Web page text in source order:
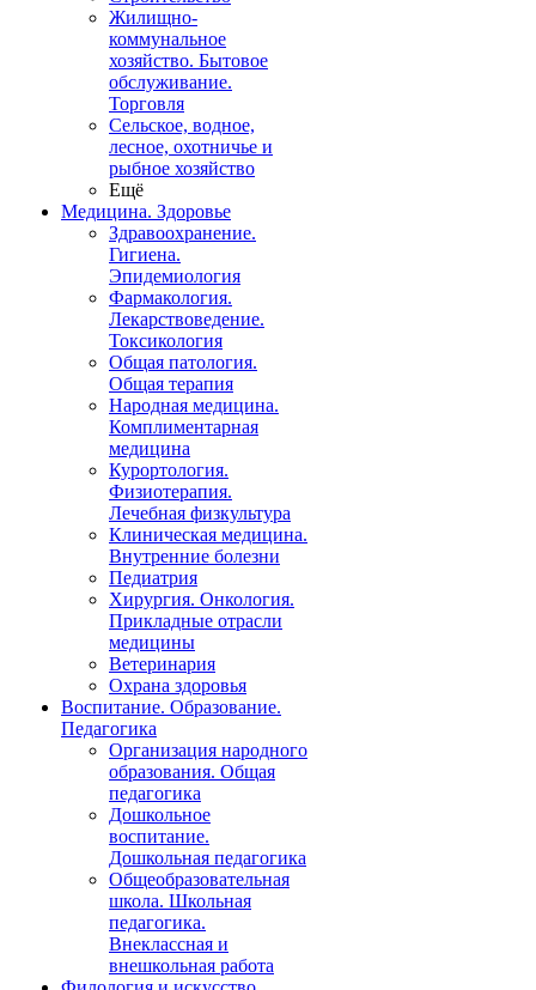
Жилищно-
коммунальное
хозяйство. Бытовое
обслуживание.
Торговля
Сельское, водное,
лесное, охотничье и
рыбное хозяйство
Ещё
Медицина. Здоровье
Здравоохранение.
Гигиена.
Эпидемиология
Фармакология.
Лекарствоведение.
Токсикология
Общая патология.
Общая терапия
Народная медицина.
Комплиментарная
медицина
Курортология.
Физиотерапия.
Лечебная физкультура
Клиническая медицина.
Внутренние болезни
Педиатрия
Хирургия. Онкология.
Прикладные отрасли
медицины
Ветеринария
Охрана здоровья
Воспитание. Образование.
Педагогика
Организация народного
образования. Общая
педагогика
Дошкольное
воспитание.
Дошкольная педагогика
Общеобразовательная
школа. Школьная
педагогика.
Внеклассная и
внешкольная работа